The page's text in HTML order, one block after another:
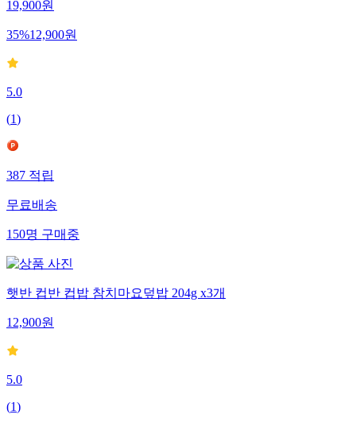
19,900원
35%12,900원
5.0
(1)
387적립
무료배송
150명구매중
햇반 컵반 컵밥 참치마요덮밥 204g x3개
12,900원
5.0
(1)